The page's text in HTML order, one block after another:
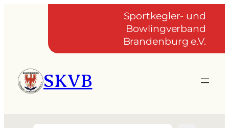
Sportkegler- und
Bowlingverband
Brandenburg e.V.
SKVB